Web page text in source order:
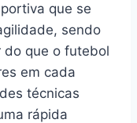
que se
sendo
do que o futebol
em cada
técnicas
rápida